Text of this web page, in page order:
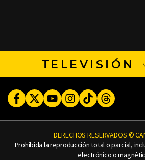
TELEVISIÓN
FacebookTwitterYoutubeInstagram
TikTokThreads
DERECHOS RESERVADOS ©
Prohibida la reproducción total o parcial,
electrónico o